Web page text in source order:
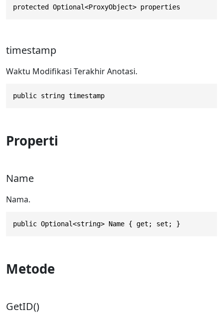
protected Optional<ProxyObject> properties
timestamp
Waktu Modifikasi Terakhir Anotasi.
public string timestamp
Properti
Name
Nama.
public Optional<string> Name { get; set; }
Metode
GetID()